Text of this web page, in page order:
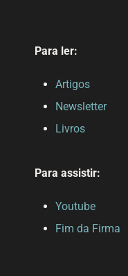
Para ler:
Artigos
Newsletter
Livros
Para assistir:
Youtube
Fim da Firma